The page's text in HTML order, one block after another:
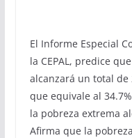
El Informe Especial
la CEPAL, predice
alcanzará un total de
que equivale al
la pobreza extrema
Afirma que la